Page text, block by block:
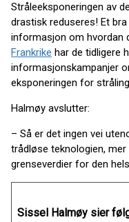
Stråleeksponeringen av
drastisk reduseres! Et
informasjon om hvordan
Frankrike har de tidligere
informasjonskampanjer
eksponeringen for
Halmøy avslutter:
– Så er det ingen vei
trådløse teknologien,
grenseverdier for den
Sissel Halmøy sier